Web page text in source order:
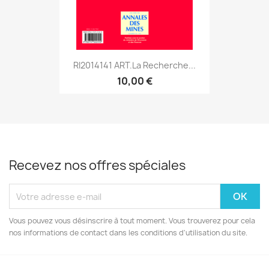
RI2014141 ART.La Recherche...
10,00 €
Recevez nos offres spéciales
Vous pouvez vous désinscrire à tout moment. Vous trouverez pour cela
nos informations de contact dans les conditions d'utilisation du site.